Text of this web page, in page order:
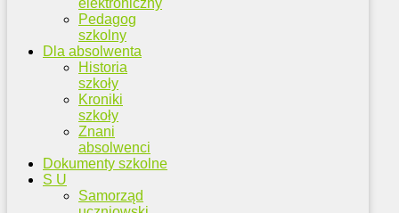
elektroniczny
Pedagog
szkolny
Dla absolwenta
Historia
szkoły
Kroniki
szkoły
Znani
absolwenci
Dokumenty szkolne
S U
Samorząd